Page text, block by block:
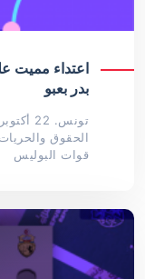
اعتداء مميت
بدر بعبو
الحقوق
قوات البوليس